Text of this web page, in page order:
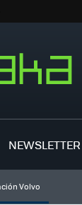
NEWSLETTER
Volvo